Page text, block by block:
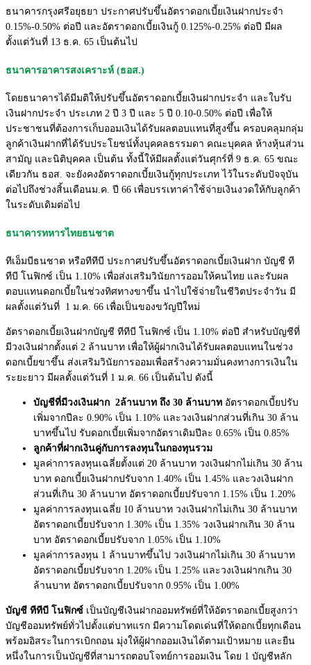
ธนาคารกรุงศรีอยุธยา ประกาศปรับขึ้นอัตราดอกเบี้ยเงินฝากประจำ
0.15%-0.50% ต่อปี และอัตราดอกเบี้ยเงินกู้ 0.125%-0.25% ต่อปี มีผล
ตั้งแต่วันที่ 13 ธ.ค. 65 เป็นต้นไป
ธนาคารอาคารสงเคราะห์ (ธอส.)
โดยธนาคารได้มีมติให้ปรับขึ้นอัตราดอกเบี้ยเงินฝากประจำ และใบรับ
เงินฝากประจำ ประเภท 2 ปี 3 ปี และ 5 ปี 0.10-0.50% ต่อปี เพื่อให้
ประชาชนที่ต้องการเก็บออมเงินได้รับผลตอบแทนที่สูงขึ้น ครอบคลุมกลุ่ม
ลูกค้าเงินฝากที่ได้รับประโยชน์ทั้งบุคคลธรรมดา คณะบุคคล ห้างหุ้นส่วน
สามัญ และนิติบุคคล เป็นต้น ทั้งนี้ให้มีผลตั้งแต่วันศุกร์ที่ 9 ธ.ค. 65 ขณะ
เดียวกัน ธอส. จะยังคงอัตราดอกเบี้ยเงินกู้ทุกประเภท ไว้ในระดับปัจจุบัน
ต่อไปถึงช่วงสิ้นเดือนม.ค. ปี 66 เพื่อบรรเทาค่าใช้จ่ายเงินงวดให้กับลูกค้า
ในระดับเดิมต่อไป
ธนาคารทหารไทยธนชาต
ทีเอ็มบีธนชาต หรือทีทีบี ประกาศปรับขึ้นอัตราดอกเบี้ยเงินฝาก บัญชี ที
ทีบี โนฟิกซ์ เป็น 1.10% เพื่อส่งเสริมวินัยการออมให้คนไทย และรับผล
ตอบแทนดอกเบี้ยในช่วงทิศทางขาขึ้น นำไปใช้จ่ายในชีวิตประจำวัน มี
ผลตั้งแต่วันที่ 1 ม.ค. 66 เพื่อเป็นของขวัญปีใหม่
อัตราดอกเบี้ยเงินฝากบัญชี ทีทีบี โนฟิกซ์ เป็น 1.10% ต่อปี สำหรับบัญชีที่
มีวงเงินฝากตั้งแต่ 2 ล้านบาท เพื่อให้ผู้ฝากเงินได้รับผลตอบแทนในช่วง
ดอกเบี้ยขาขึ้น ส่งเสริมวินัยการออมเพื่อสร้างความมั่นคงทางการเงินใน
ระยะยาว มีผลตั้งแต่วันที่ 1 ม.ค. 66 เป็นต้นไป ดังนี้
บัญชีที่มีวงเงินฝาก 2ล้านบาท ถึง 30 ล้านบาท อัตราดอกเบี้ยปรับ
เพิ่มจากปีละ 0.90% เป็น 1.10% และวงเงินฝากส่วนที่เกิน 30 ล้าน
บาทขึ้นไป รับดอกเบี้ยเพิ่มจากอัตราเดิมปีละ 0.65% เป็น 0.85%
ลูกค้าที่ฝากเงินคู่กับการลงทุนในกองทุนรวม
มูลค่าการลงทุนเฉลี่ยตั้งแต่ 20 ล้านบาท วงเงินฝากไม่เกิน 30 ล้าน
บาท ดอกเบี้ยเงินฝากปรับจาก 1.40% เป็น 1.45% และวงเงินฝาก
ส่วนที่เกิน 30 ล้านบาท อัตราดอกเบี้ยปรับจาก 1.15% เป็น 1.20%
มูลค่าการลงทุนเฉลี่ย 10 ล้านบาท วงเงินฝากไม่เกิน 30 ล้านบาท
อัตราดอกเบี้ยปรับจาก 1.30% เป็น 1.35% วงเงินฝากเกิน 30 ล้าน
บาท อัตราดอกเบี้ยปรับจาก 1.05% เป็น 1.10%
มูลค่าการลงทุน 1 ล้านบาทขึ้นไป วงเงินฝากไม่เกิน 30 ล้านบาท
อัตราดอกเบี้ยปรับจาก 1.20% เป็น 1.25% และวงเงินฝากเกิน 30
ล้านบาท อัตราดอกเบี้ยปรับจาก 0.95% เป็น 1.00%
บัญชี ทีทีบี โนฟิกซ์ เป็นบัญชีเงินฝากออมทรัพย์ที่ให้อัตราดอกเบี้ยสูงกว่า
บัญชีออมทรัพย์ทั่วไปตั้งแต่บาทแรก มีความโดดเด่นที่ให้ดอกเบี้ยทุกเดือน
พร้อมอิสระในการเบิกถอน มุ่งให้ผู้ฝากออมเงินได้ตามเป้าหมาย และยืน
หนึ่งในการเป็นบัญชีที่สามารถตอบโจทย์การออมเงิน โดย 1 บัญชีหลัก